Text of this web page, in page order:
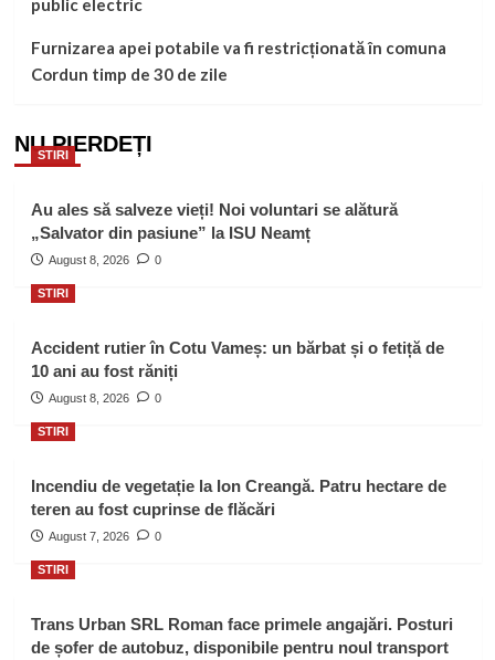
public electric
Furnizarea apei potabile va fi restricționată în comuna
Cordun timp de 30 de zile
NU PIERDEȚI
STIRI
Au ales să salveze vieți! Noi voluntari se alătură
„Salvator din pasiune” la ISU Neamț
August 8, 2026 0
STIRI
Accident rutier în Cotu Vameș: un bărbat și o fetiță de
10 ani au fost răniți
August 8, 2026 0
STIRI
Incendiu de vegetație la Ion Creangă. Patru hectare de
teren au fost cuprinse de flăcări
August 7, 2026 0
STIRI
Trans Urban SRL Roman face primele angajări. Posturi
de șofer de autobuz, disponibile pentru noul transport